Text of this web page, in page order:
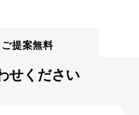
せください